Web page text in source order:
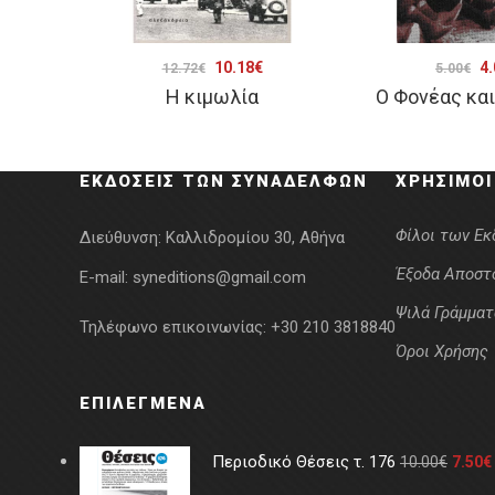
Η κιμωλία
12.72€
Original
price
10.18€Η
10.18€.
Ο Φονέας
5.00€
ΕΚΔΌΣΕΙΣ ΤΩΝ ΣΥΝΑΔΈΛΦΩΝ
Διεύθυνση: Καλλιδρομίου 30, Αθήνα
E-mail: syneditions@gmail.com
Τηλέφωνο επικοινωνίας: +30 210 3818840
Φίλοι των
Έξοδα
Ψιλά
Όροι Χρήσης
ΕΠΙΛΕΓΜΈΝΑ
Περιοδικό Θέσεις τ. 176 10.00€ 7.50€